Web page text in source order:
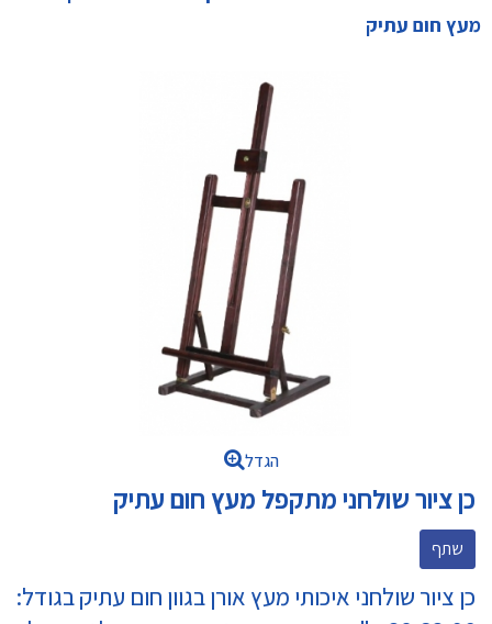
מעץ חום עתיק
הגדל
כן ציור שולחני מתקפל מעץ חום עתיק
שתף
כן ציור שולחני איכותי מעץ אורן בגוון חום עתיק בגודל: